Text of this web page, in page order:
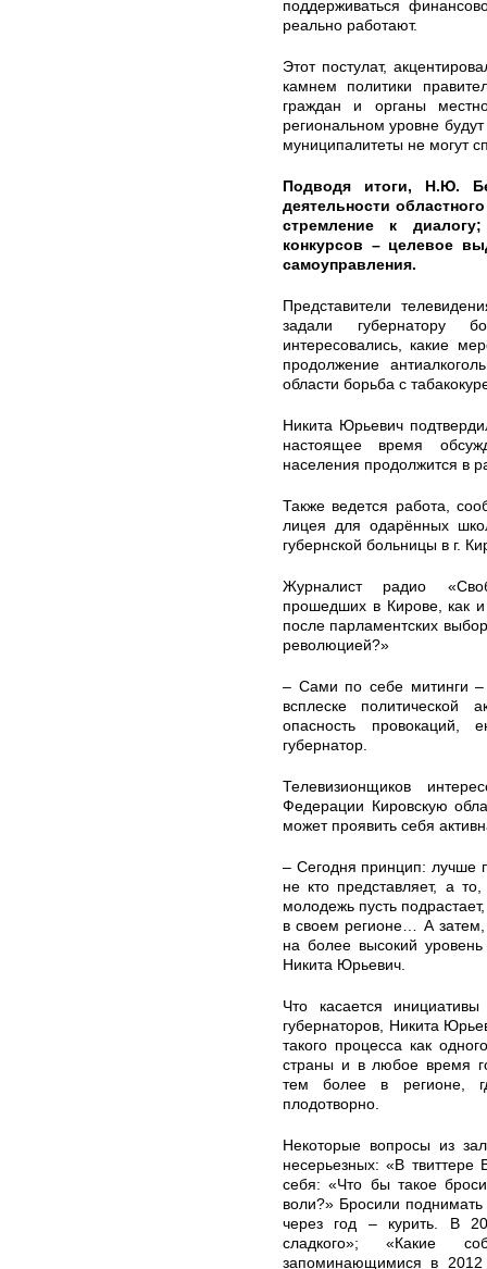
поддерживаться
реально работают.
Этот постулат,
камнем политики
граждан и органы
региональном уровне
муниципалитеты не могут
Подводя итоги, Н.Ю.
деятельности
стремление к
конкурсов – целевое
самоуправления.
Представители
задали губернатору
интересовались, какие
продолжение
области борьба с
Никита Юрьевич
настоящее время
населения продолжится в
Также ведется работа,
лицея для одарённых
губернской больницы в г.
Журналист радио
прошедших в Кирове, как
после парламентских
революцией?»
– Сами по себе митинги –
всплеске политической
опасность провокаций,
губернатор.
Телевизионщиков
Федерации Кировскую
может проявить себя
– Сегодня принцип: лучше
не кто представляет, а
молодежь пусть
в своем регионе… А
на более высокий
Никита Юрьевич.
Что касается
губернаторов, Никита
такого процесса как
страны и в любое время
тем более в регионе,
плодотворно.
Некоторые вопросы из
несерьезных: «В
себя: «Что бы такое
воли?» Бросили
через год – курить. В
сладкого»; «Какие
запоминающимися в 2012